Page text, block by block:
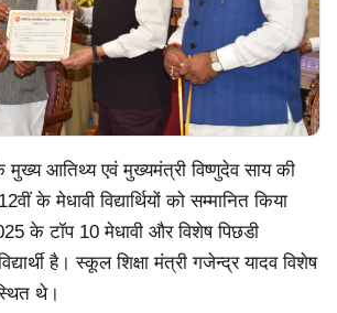
मुख्य आतिथ्य एवं मुख्यमंत्री विष्णुदेव साय की
के मेधावी विद्यार्थियों को सम्मानित किया
के टॉप 10 मेधावी और विशेष पिछडी
है। स्कूल शिक्षा मंत्री गजेन्द्र यादव विशेष
थे।